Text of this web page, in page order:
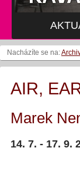
Nacházíte se na:
AIR,
Marek
14. 7. - 17. 9.